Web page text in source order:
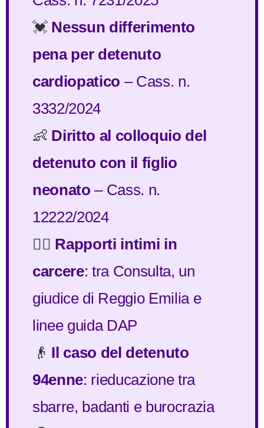
💓 Nessun differimento
pena per detenuto
cardiopatico – Cass. n.
3332/2024
👶 Diritto al colloquio del
detenuto con il figlio
neonato – Cass. n.
12222/2024
❤️‍🔥 Rapporti intimi in
carcere: tra Consulta, un
giudice di Reggio Emilia e
linee guida DAP
👴 Il caso del detenuto
94enne: rieducazione tra
sbarre, badanti e burocrazia